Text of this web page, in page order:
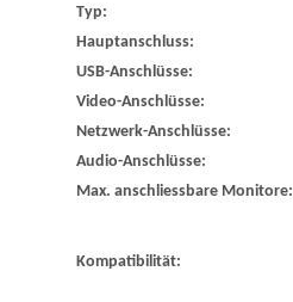
Typ:
Hauptanschluss:
USB-Anschlüsse:
Video-Anschlüsse:
Netzwerk-Anschlüsse:
Audio-Anschlüsse:
Max. anschliessbare Monitore:
Kompatibilität: